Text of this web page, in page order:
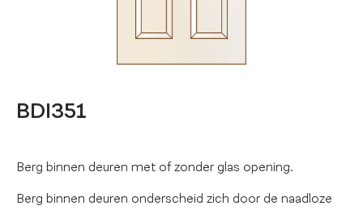
BDI351
Berg binnen deuren met of zonder glas opening.
Berg binnen deuren onderscheid zich door de naadloze